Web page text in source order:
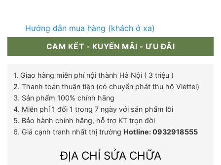
Hướng dẫn mua hàng (khách ở xa)
CAM KẾT - KUYẾN MÃI - ƯU ĐÃI
1. Giao hàng miễn phí nội thành Hà Nội ( 3 triệu )
2. Thanh toán thuận tiện (có chuyển phát thu hộ Viettel)
3. Sản phẩm 100% chính hãng
4. Miễn phí 1 đổi 1 trong 7 ngày với sản phẩm lỗi
5. Bảo hành chính hãng, hỗ trợ KT trọn đời
6. Giá cạnh tranh nhất thị trường Hotline: 0932918555
ĐỊA CHỈ SỬA CHỮA